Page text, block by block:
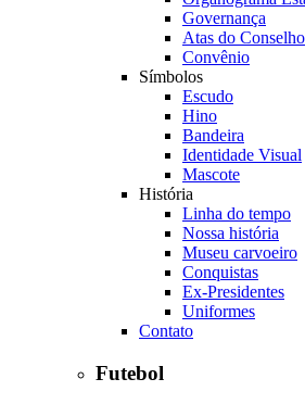
Governança
Atas do Conselho
Convênio
Símbolos
Escudo
Hino
Bandeira
Identidade Visual
Mascote
História
Linha do tempo
Nossa história
Museu carvoeiro
Conquistas
Ex-Presidentes
Uniformes
Contato
Futebol